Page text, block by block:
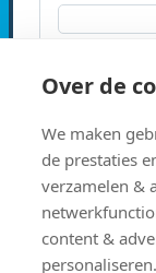
E-mailadres*
Ja, ik schrijf
Acties
Over de
We maken
de prestaties
verzamelen &
content &
personaliseren.